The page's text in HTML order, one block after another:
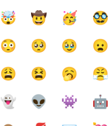
🤯 🤠 🥳 🥸
😳 🥺 🥹 😦
😩 😫 🥱 😤
👻 👽 👾 🤖